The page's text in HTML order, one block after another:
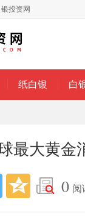
投资网
纸白银 白
最大黄金
0 阅